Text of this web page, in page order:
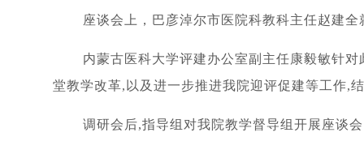
座谈会上，巴彦淖尔市医院科教科主任赵建
内蒙古医科大学评建办公室副主任康毅敏针
堂教学改革,以及进一步推进我院迎评促建等工作,
调研会后,指导组对我院教学督导组开展座谈